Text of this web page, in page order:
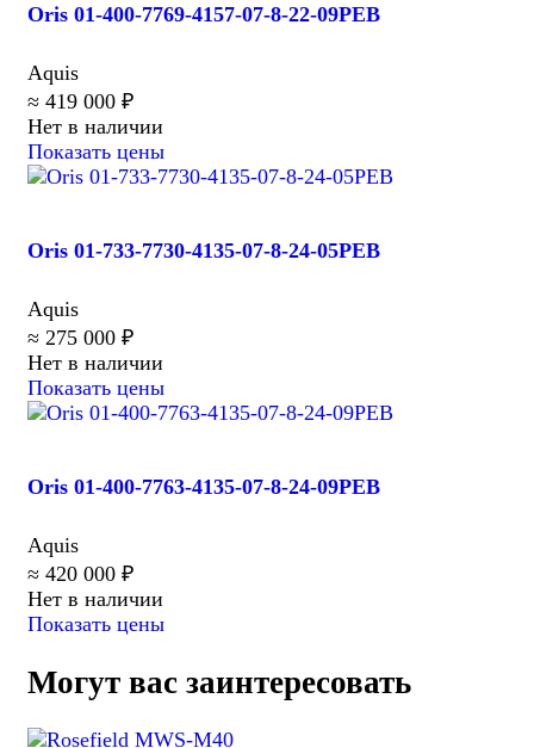
Oris 01-400-7769-4157-07-8-22-09PEB
Aquis
≈ 419 000 ₽
Нет в наличии
Показать цены
Oris 01-733-7730-4135-07-8-24-05PEB
Aquis
≈ 275 000 ₽
Нет в наличии
Показать цены
Oris 01-400-7763-4135-07-8-24-09PEB
Aquis
≈ 420 000 ₽
Нет в наличии
Показать цены
Могут вас заинтересовать